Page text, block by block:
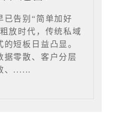
已告别“简单加好
放时代，传统私域
短板日益凸显。
据零散、客户分层
、......